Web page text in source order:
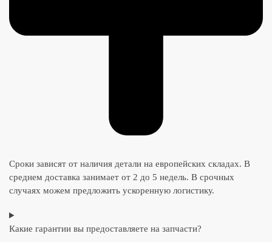
Сроки зависят от наличия детали на европейских складах. В
среднем доставка занимает от 2 до 5 недель. В срочных
случаях можем предложить ускоренную логистику.
Какие гарантии вы предоставляете на запчасти?